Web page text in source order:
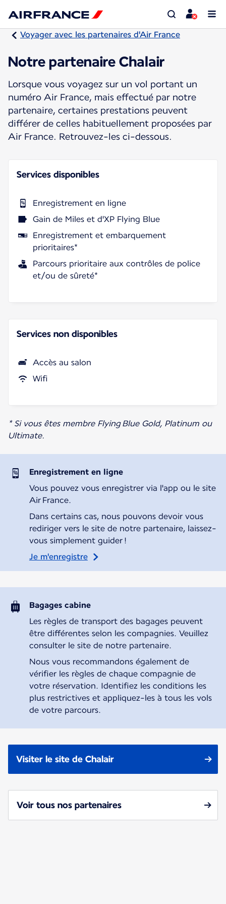
Voyager avec les partenaires d'Air France
Notre partenaire Chalair
Lorsque vous voyagez sur un vol portant un
numéro Air France, mais effectué par notre
partenaire, certaines prestations peuvent
différer de celles habituellement proposées par
Air France. Retrouvez-les ci-dessous.
Services disponibles
Enregistrement en ligne
Gain de Miles et d'XP Flying Blue
Enregistrement et embarquement
prioritaires*
Parcours prioritaire aux contrôles de police
et/ou de sûreté*
Services non disponibles
Accès au salon
Wifi
* Si vous êtes membre Flying Blue Gold, Platinum ou
Ultimate.
Enregistrement en ligne
Vous pouvez vous enregistrer via l'app ou le site
Air France.
Dans certains cas, nous pouvons devoir vous
rediriger vers le site de notre partenaire, laissez-
vous simplement guider !
Je m'enregistre
Bagages cabine
Les règles de transport des bagages peuvent
être différentes selon les compagnies. Veuillez
consulter le site de notre partenaire.
Nous vous recommandons également de
vérifier les règles de chaque compagnie de
votre réservation. Identifiez les conditions les
plus restrictives et appliquez-les à tous les vols
de votre parcours.
Visiter le site de Chalair
Voir tous nos partenaires